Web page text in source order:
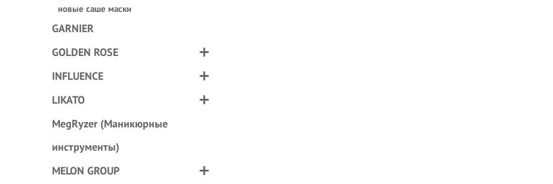
новые саше маски
GARNIER
GOLDEN ROSE
INFLUENCE
LIKATO
MegRyzer (Маникюрные
инструменты)
MELON GROUP